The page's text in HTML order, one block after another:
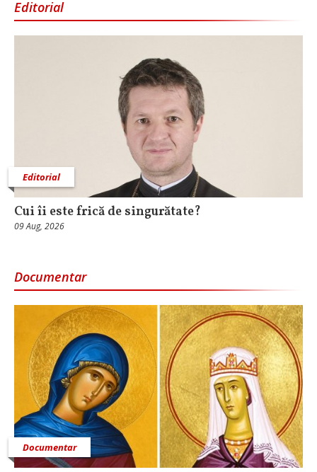
Editorial
Editorial
Cui îi este frică de singurătate?
09 Aug, 2026
Documentar
Documentar